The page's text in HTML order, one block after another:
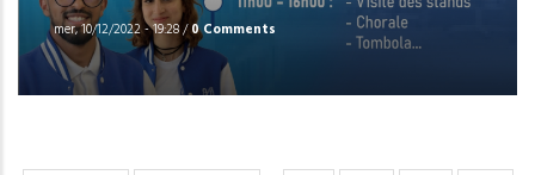
mer, 10/12/2022 - 19:28/0 Comments